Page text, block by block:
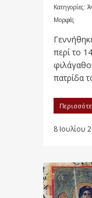
Κατηγορίες:
Μορφές
περί το
πατρίδα
8 Ιουλίου